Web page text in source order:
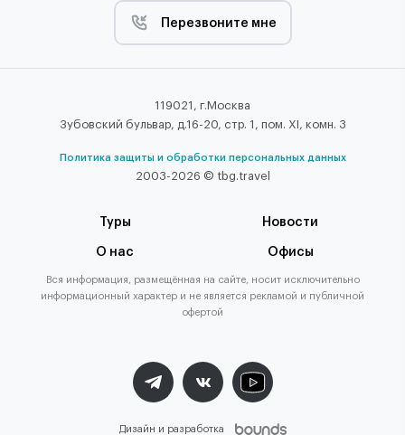
Перезвоните мне
119021, г.Москва
Зубовский бульвар, д.16-20, стр. 1, пом. XI, комн. 3
Политика защиты и обработки персональных данных
2003-2026 © tbg.travel
Туры Новости
О нас Офисы
Вся информация, размещённая на сайте, носит исключительно
информационный характер и не является рекламой и публичной
офертой
Дизайн и разработка